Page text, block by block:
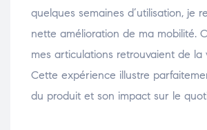
quelques semaines d’utilisation, je
nette amélioration de ma mobilité.
mes articulations retrouvaient de la
Cette expérience illustre
du produit et son impact sur le